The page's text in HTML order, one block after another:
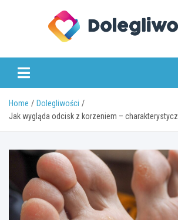
dolegliwosci.pl
Home
Dolegliwości
Jak wygląda odcisk z korzeniem –